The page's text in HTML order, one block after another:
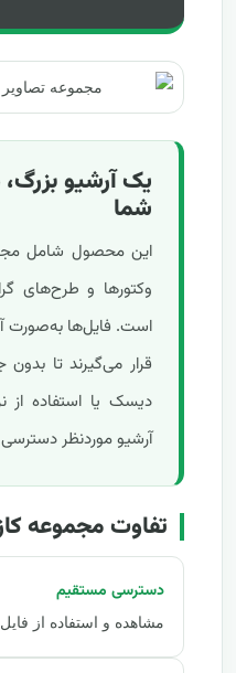
یک آرشیو
شما
این محصول شامل
وکتورها و طرح‌های
است. فایل‌ها به‌صورت
قرار می‌گیرند تا
دیسک یا استفاده از
آرشیو موردنظر
تفاوت مجموعه
دسترسی مستقیم
مشاهده و استفاده از